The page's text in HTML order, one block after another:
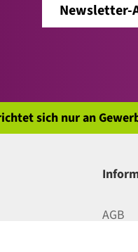
Newsletter-
sich nur an
AGB